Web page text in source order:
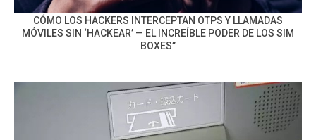
CÓMO LOS HACKERS INTERCEPTAN OTPS Y LLAMADAS
MÓVILES SIN ‘HACKEAR’ — EL INCREÍBLE PODER DE LOS SIM
BOXES”